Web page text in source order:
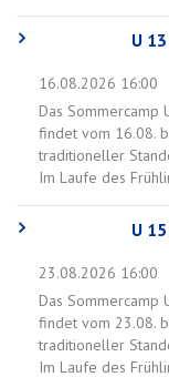
U
16.08.2026 16:00
Das Sommercamp
findet vom 16.08.
traditioneller
Im Laufe des
U
23.08.2026 16:00
Das Sommercamp
findet vom 23.08.
traditioneller
Im Laufe des